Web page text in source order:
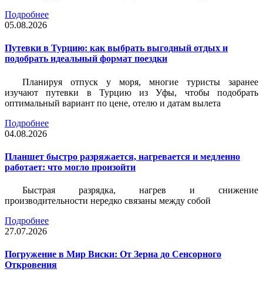
Подробнее
05.08.2026
Путевки в Турцию: как выбрать выгодный отдых и
подобрать идеальный формат поездки
Планируя отпуск у моря, многие туристы заранее
изучают путевки в Турцию из Уфы, чтобы подобрать
оптимальный вариант по цене, отелю и датам вылета
Подробнее
04.08.2026
Планшет быстро разряжается, нагревается и медленно
работает: что могло произойти
Быстрая разрядка, нагрев и снижение
производительности нередко связаны между собой
Подробнее
27.07.2026
Погружение в Мир Виски: От Зерна до Сенсорного
Откровения